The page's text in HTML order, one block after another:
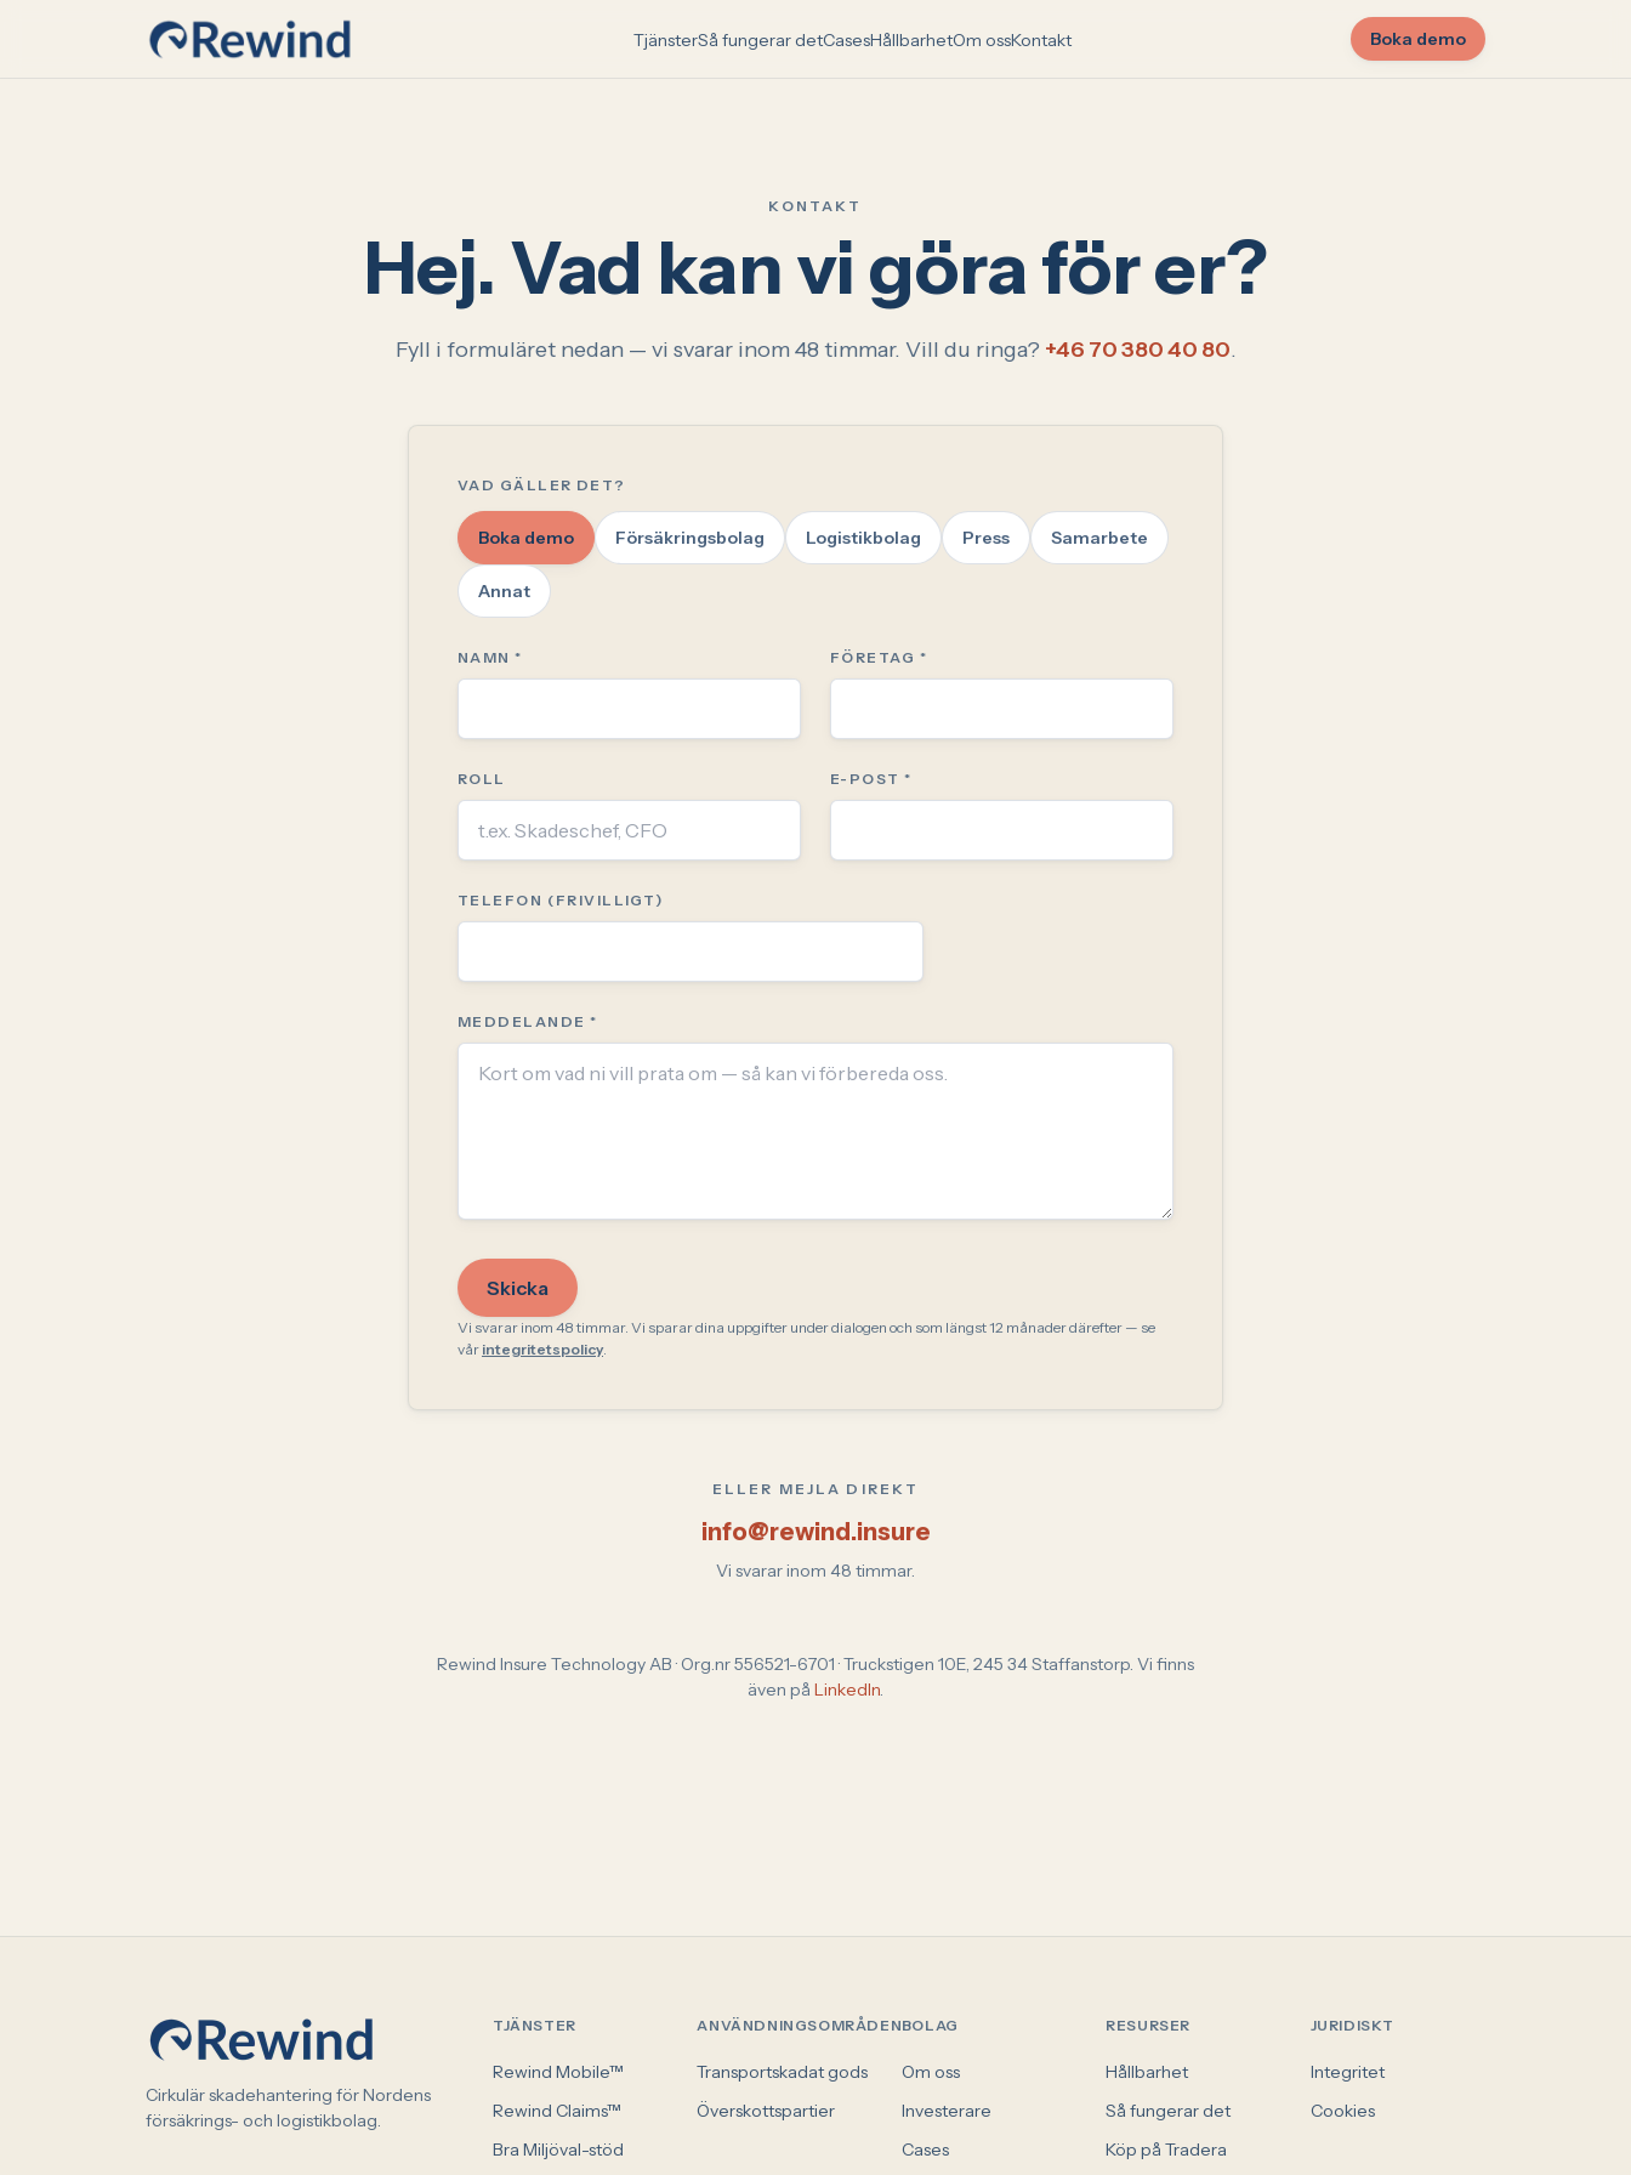
TjänsterSå fungerar detCasesHållbarhetOm ossKontakt Boka demo
KONTAKT
Hej. Vad kan vi göra för er?
Fyll i formuläret nedan — vi svarar inom 48 timmar. Vill du ringa? +46 70 380 40 80.
VAD GÄLLER DET?
Boka demo Försäkringsbolag Logistikbolag Press Samarbete
Annat
NAMN * FÖRETAG *
ROLL E-POST *
TELEFON (FRIVILLIGT)
MEDDELANDE *
Skicka
Vi svarar inom 48 timmar. Vi sparar dina uppgifter under dialogen och som längst 12 månader därefter — se
vår integritetspolicy.
ELLER MEJLA DIREKT
info@rewind.insure
Vi svarar inom 48 timmar.
Rewind Insure Technology AB · Org.nr 556521-6701 · Truckstigen 10E, 245 34 Staffanstorp. Vi finns
även på LinkedIn.
Cirkulär skadehantering för Nordens
försäkrings- och logistikbolag.
TJÄNSTER
Rewind Mobile™
Rewind Claims™
Bra Miljöval-stöd
ANVÄNDNINGSOMRÅDEN
Transportskadat gods
Överskottspartier
BOLAG
Om oss
Investerare
Cases
RESURSER
Hållbarhet
Så fungerar det
Köp på Tradera
JURIDISKT
Integritet
Cookies